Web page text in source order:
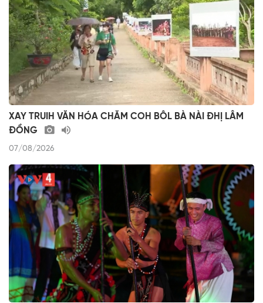
XAY TRUIH VĂN HÓA CHĂM COH BÔL BÀ NÀI ĐHỊ LÂM
ĐỒNG
07/08/2026